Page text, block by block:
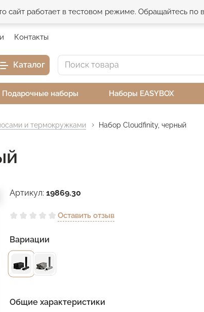
работает в тестовом режиме. Обращайтесь по
Контакты
Каталог
Подарочные наборы Наборы EASYBOX
и термокружками Набор Cloudfinity, черный
Артикул: 19869.30
Оставить отзыв
Вариации
Общие характеристики